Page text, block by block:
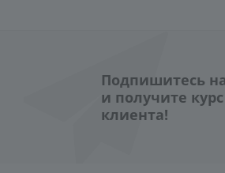
Подпишитесь
и получите
клиента!